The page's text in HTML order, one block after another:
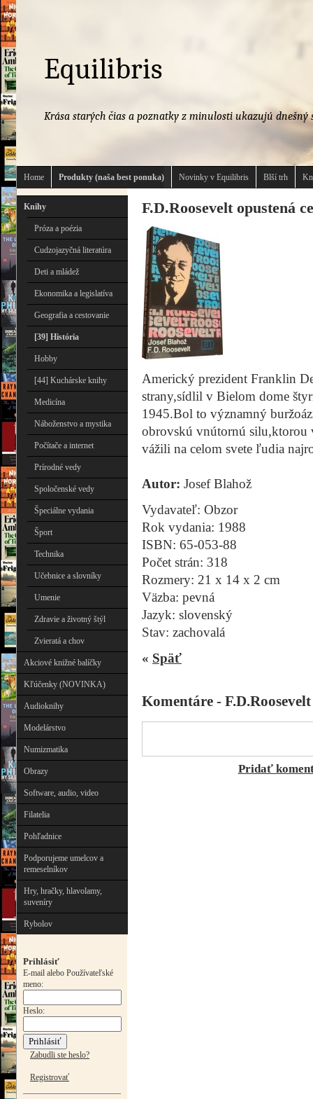
Equilibris
Krása starých čias a poznatky z minulosti ukazujú dnešný
Home Produkty (naša best ponuka) Novinky v Equilibris Blší trh
Knihy
Próza a poézia
Cudzojazyčná literatúra
Deti a mládež
Ekonomika a legislatíva
Geografia a cestovanie
[39] História
Hobby
[44] Kuchárske knihy
Medicína
Náboženstvo a mystika
Počítače a internet
Prírodné vedy
Spoločenské vedy
Špeciálne vydania
Šport
Technika
Učebnice a slovníky
Umenie
Zdravie a životný štýl
Zvieratá a chov
Akciové knižné balíčky
Kľúčenky (NOVINKA)
Audioknihy
Modelárstvo
Numizmatika
Obrazy
Software, audio, video
Filatelia
Pohľadnice
Podporujeme umelcov a
remeselníkov
Hry, hračky, hlavolamy,
suveníry
Rybolov
Prihlásiť
E-mail alebo Používateľské
meno:
Heslo:
Zabudli ste heslo?
Registrovať
F.D.Roosevelt opustená
Americký prezident Franklin
strany,sídlil v Bielom dome
1945.Bol to významný
obrovskú vnútornú silu,ktorou
vážili na celom svete ľudia
Autor: Josef Blahož
Vydavateľ: Obzor
Rok vydania: 1988
ISBN: 65-053-88
Počet strán: 318
Rozmery: 21 x 14 x 2 cm
Väzba: pevná
Jazyk: slovenský
Stav: zachovalá
« Späť
Komentáre -
Pridať